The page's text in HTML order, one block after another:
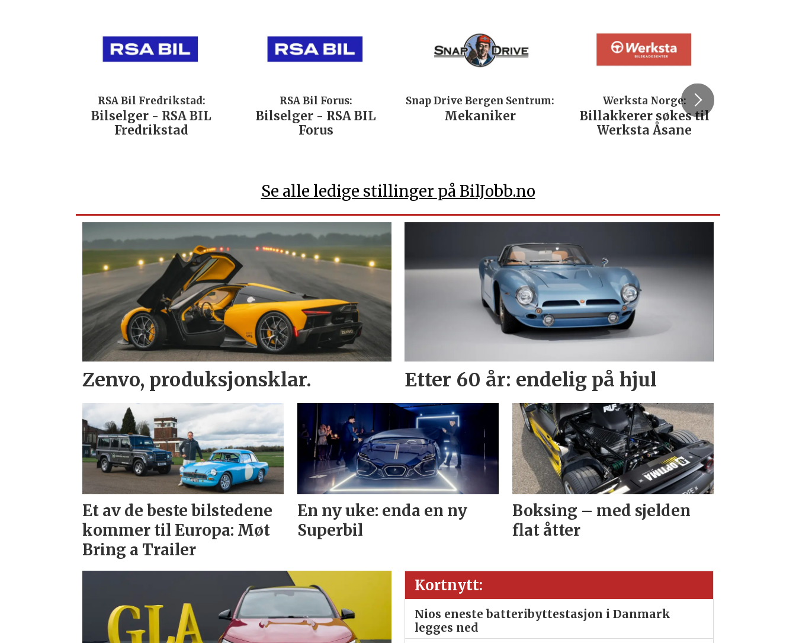
RSA Bil Fredrikstad:
Bilselger - RSA BIL
Fredrikstad
RSA Bil Forus:
Bilselger - RSA BIL
Forus
Snap Drive Bergen Sentrum:
Mekaniker
Werksta Norge:
Billakkerer søkes til
Werksta Åsane
Se alle ledige stillinger på BilJobb.no
Zenvo, produksjonsklar. Etter 60 år: endelig på hjul
Et av de beste bilstedene
kommer til Europa: Møt
Bring a Trailer
En ny uke: enda en ny
Superbil
Boksing – med sjelden
flat åtter
Kortnytt:
Nios eneste batteribyttestasjon i Danmark
legges ned